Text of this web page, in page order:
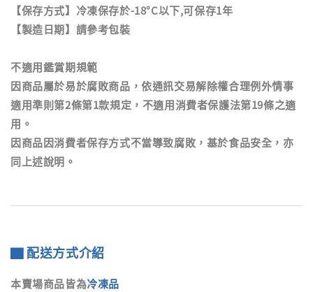
【保存方式】冷凍保存於-18°C以下,可保存1年
【製造日期】請參考包裝
不適用鑑賞期規範
因商品屬於易於腐敗商品，依通訊交易解除權合理例外情事
適用準則第2條第1款規定，不適用消費者保護法第19條之適
用。
因商品因消費者保存方式不當導致腐敗，基於食品安全，亦
同上述說明。
▇ 配送方式介紹
本賣場商品皆為冷凍品